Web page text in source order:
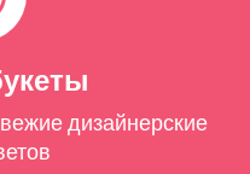
дизайнерские